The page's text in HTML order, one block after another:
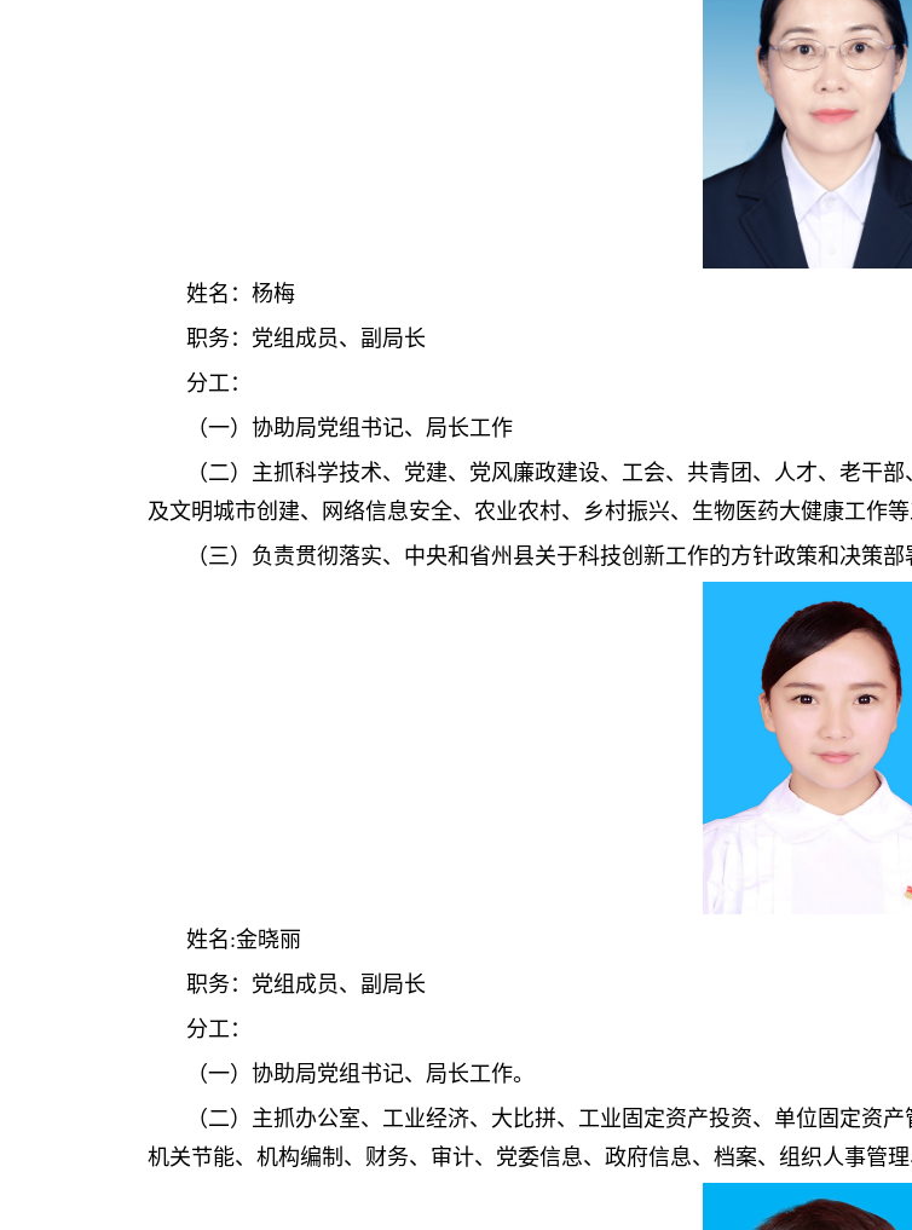
姓名：杨梅
职务：党组成员、副局长
分工：
（一）协助局党组书记、局长工作
（二）主抓科学技术、党建、党风廉政建设、 工会、共青团、人才、老干
及文明城市创建、网络信息安全、农业农村、乡村振兴、生物医药大健康工作等
（三）负责贯彻落实、中央和省州县关于科技创新工作的方针政策和决策
姓名:金晓丽
职务：党组成员、副局长
分工：
（一）协助局党组书记、局长工作。
（二）主抓办公室、工业经济、大比拼、工业固定资产投资、单位固定资
机关节能、机构编制、财务、审计、党委信息、政府信息、档案、组织人事管